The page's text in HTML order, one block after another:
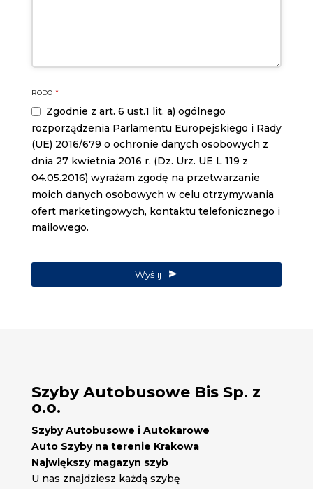
RODO *
Zgodnie z art. 6 ust.1 lit. a) ogólnego
rozporządzenia Parlamentu Europejskiego i Rady
(UE) 2016/679 o ochronie danych osobowych z
dnia 27 kwietnia 2016 r. (Dz. Urz. UE L 119 z
04.05.2016) wyrażam zgodę na przetwarzanie
moich danych osobowych w celu otrzymywania
ofert marketingowych, kontaktu telefonicznego i
mailowego.
Wyślij
Szyby Autobusowe Bis Sp. z
o.o.
Szyby Autobusowe i Autokarowe
Auto Szyby na terenie Krakowa
Największy magazyn szyb
U nas znajdziesz każdą szybę